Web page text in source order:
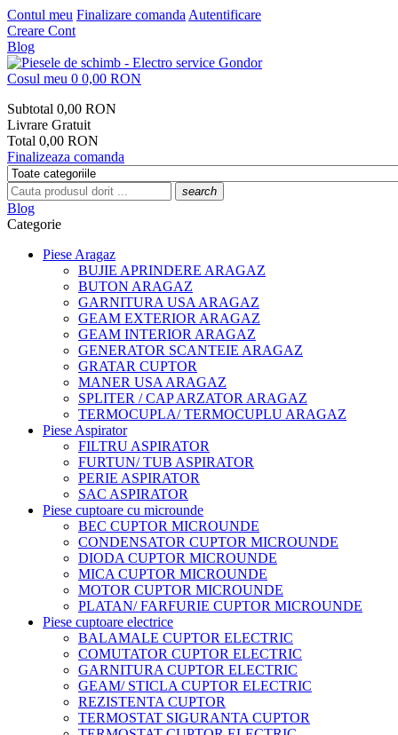
Contul meu Finalizare comanda Autentificare
Creare Cont
Blog
Cosul meu 0 0,00 RON
Subtotal 0,00 RON
Livrare Gratuit
Total 0,00 RON
Finalizeaza comanda
search
Blog
Categorie
Piese Aragaz
BUJIE APRINDERE ARAGAZ
BUTON ARAGAZ
GARNITURA USA ARAGAZ
GEAM EXTERIOR ARAGAZ
GEAM INTERIOR ARAGAZ
GENERATOR SCANTEIE ARAGAZ
GRATAR CUPTOR
MANER USA ARAGAZ
SPLITER / CAP ARZATOR ARAGAZ
TERMOCUPLA/ TERMOCUPLU ARAGAZ
Piese Aspirator
FILTRU ASPIRATOR
FURTUN/ TUB ASPIRATOR
PERIE ASPIRATOR
SAC ASPIRATOR
Piese cuptoare cu microunde
BEC CUPTOR MICROUNDE
CONDENSATOR CUPTOR MICROUNDE
DIODA CUPTOR MICROUNDE
MICA CUPTOR MICROUNDE
MOTOR CUPTOR MICROUNDE
PLATAN/ FARFURIE CUPTOR MICROUNDE
Piese cuptoare electrice
BALAMALE CUPTOR ELECTRIC
COMUTATOR CUPTOR ELECTRIC
GARNITURA CUPTOR ELECTRIC
GEAM/ STICLA CUPTOR ELECTRIC
REZISTENTA CUPTOR
TERMOSTAT SIGURANTA CUPTOR